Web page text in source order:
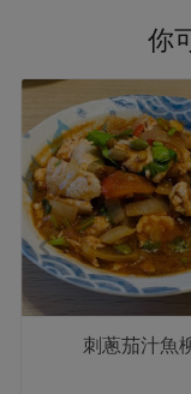
你
刺蔥茄汁魚